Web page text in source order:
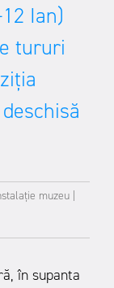
Ian)
tururi
muzeu |
în supanta